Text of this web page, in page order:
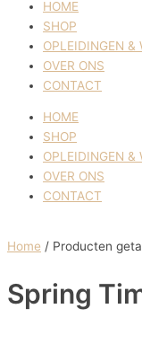
HOME
SHOP
OPLEIDINGEN &
OVER ONS
CONTACT
HOME
SHOP
OPLEIDINGEN &
OVER ONS
CONTACT
Home / Producten
Spring